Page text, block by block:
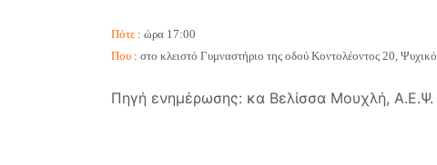
Πότε : ώρα 17:00
Που : στο κλειστό Γυμναστήριο της οδού Κοντολέοντος 20, Ψυχικό
Πηγή ενημέρωσης: κα Βελίσσα Μουχλή, Α.Ε.Ψ.